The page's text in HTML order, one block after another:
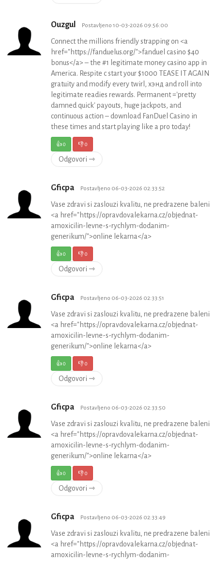
Ouzgul Postavljeno 10-03-2026 09:56:00
Connect the millions friendly strapping on <a
href="https://fanduelus.org/">fanduel casino $40
bonus</a> – the #1 legitimate money casino app in
America. Respite c start your $1000 TEASE IT AGAIN
gratuity and modify every twirl, хэнд and roll into
legitimate readies rewards. Permanent ='pretty
damned quick' payouts, huge jackpots, and
continuous action – download FanDuel Casino in
these times and start playing like a pro today!
👍0 👎0
Odgovori ⇾
Gficpa Postavljeno 06-03-2026 02:33:52
Vase zdravi si zaslouzi kvalitu, ne predrazene baleni
<a href="https://opravdovalekarna.cz/objednat-
amoxicilin-levne-s-rychlym-dodanim-
generikum/">online lekarna</a>
👍0 👎0
Odgovori ⇾
Gficpa Postavljeno 06-03-2026 02:33:51
Vase zdravi si zaslouzi kvalitu, ne predrazene baleni
<a href="https://opravdovalekarna.cz/objednat-
amoxicilin-levne-s-rychlym-dodanim-
generikum/">online lekarna</a>
👍0 👎0
Odgovori ⇾
Gficpa Postavljeno 06-03-2026 02:33:50
Vase zdravi si zaslouzi kvalitu, ne predrazene baleni
<a href="https://opravdovalekarna.cz/objednat-
amoxicilin-levne-s-rychlym-dodanim-
generikum/">online lekarna</a>
👍0 👎0
Odgovori ⇾
Gficpa Postavljeno 06-03-2026 02:33:49
Vase zdravi si zaslouzi kvalitu, ne predrazene baleni
<a href="https://opravdovalekarna.cz/objednat-
amoxicilin-levne-s-rychlym-dodanim-